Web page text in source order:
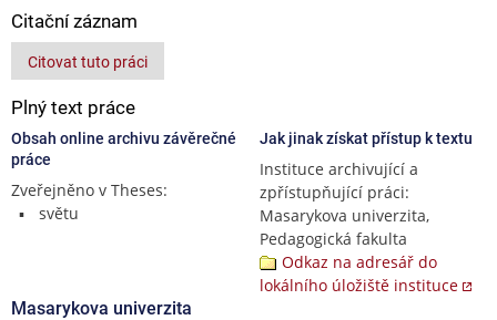
Citační záznam
Citovat tuto práci
Plný text práce
Obsah online archivu závěrečné
práce
Zveřejněno v Theses:
světu
Jak jinak získat přístup k textu
Instituce archivující a
zpřístupňující práci:
Masarykova univerzita,
Pedagogická fakulta
Odkaz na adresář do
lokálního úložiště instituce
Masarykova univerzita